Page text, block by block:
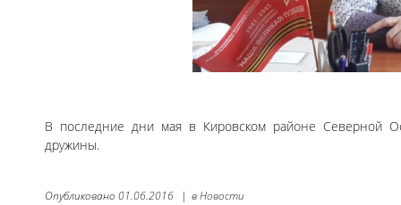
В последние дни мая в Кировском районе Северной
дружины.
Опубликовано 01.06.2016 | вНовости